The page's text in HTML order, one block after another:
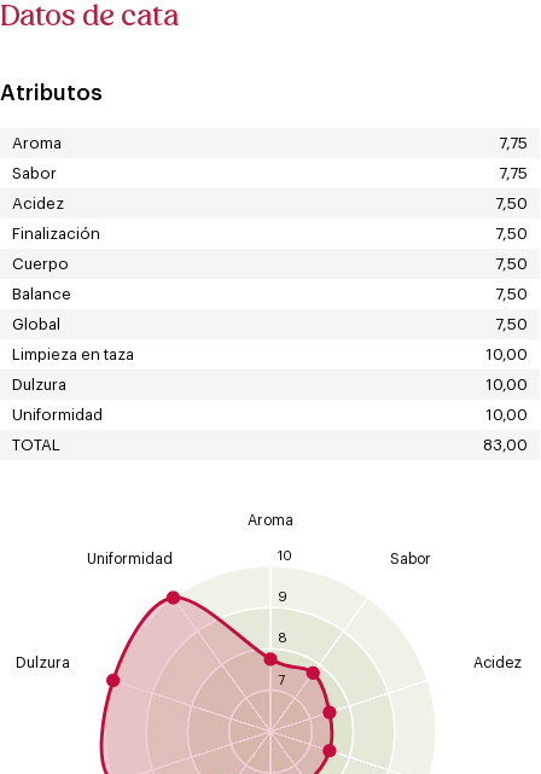
Datos de cata
Atributos
Aroma
7,75
Sabor
7,75
Acidez
7,50
Finalización
7,50
Cuerpo
7,50
Balance
7,50
Global
7,50
Limpieza en taza
10,00
Dulzura
10,00
Uniformidad
10,00
TOTAL
83,00
10
9
8
7
Aroma
Sabor
Acidez
Dulzura
Uniformidad